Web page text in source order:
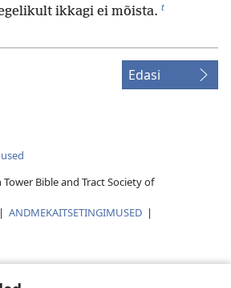
ikkagi ei mõista. t
Edasi
Tower Bible and Tract Society of
| ANDMEKAITSETINGIMUSED |